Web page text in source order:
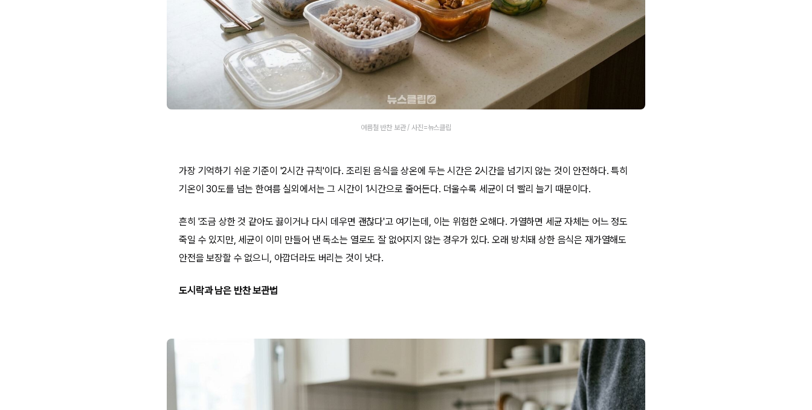
여름철 반찬 보관 / 사진=뉴스클립
가장 기억하기 쉬운 기준이 '2시간 규칙'이다. 조리된 음식을 상온에 두는 시간은 2시간을 넘기지 않는 것이 안전하다. 특히
기온이 30도를 넘는 한여름 실외에서는 그 시간이 1시간으로 줄어든다. 더울수록 세균이 더 빨리 늘기 때문이다.
흔히 '조금 상한 것 같아도 끓이거나 다시 데우면 괜찮다'고 여기는데, 이는 위험한 오해다. 가열하면 세균 자체는 어느 정도
죽일 수 있지만, 세균이 이미 만들어 낸 독소는 열로도 잘 없어지지 않는 경우가 있다. 오래 방치돼 상한 음식은 재가열해도
안전을 보장할 수 없으니, 아깝더라도 버리는 것이 낫다.
도시락과 남은 반찬 보관법